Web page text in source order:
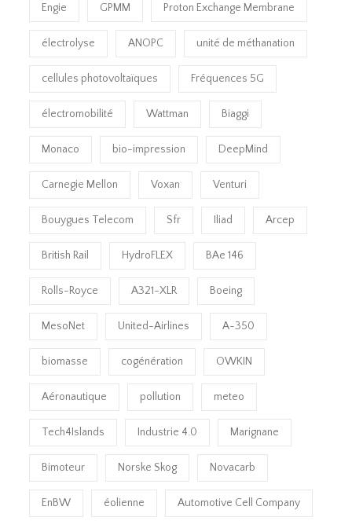
Engie GPMM Proton Exchange Membrane
électrolyse ANOPC unité de méthanation
cellules photovoltaïques Fréquences 5G
électromobilité Wattman Biaggi
Monaco bio-impression DeepMind
Carnegie Mellon Voxan Venturi
Bouygues Telecom Sfr Iliad Arcep
British Rail HydroFLEX BAe 146
Rolls-Royce A321-XLR Boeing
MesoNet United-Airlines A-350
biomasse cogénération OWKIN
Aéronautique pollution meteo
Tech4Islands Industrie 4.0 Marignane
Bimoteur Norske Skog Novacarb
EnBW éolienne Automotive Cell Company